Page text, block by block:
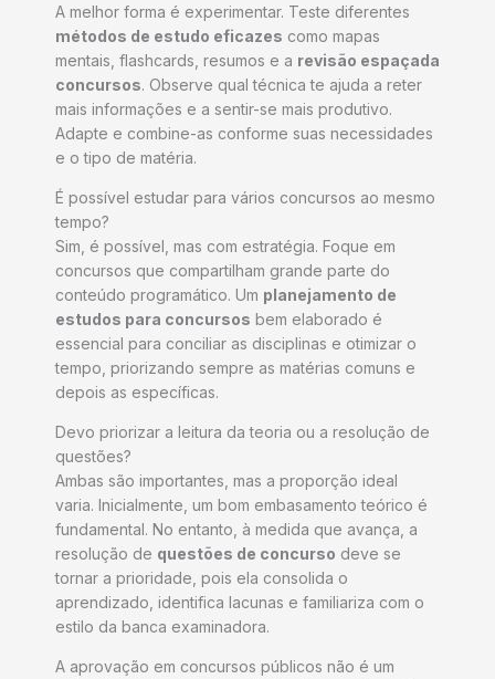
A melhor forma é experimentar. Teste diferentes
métodos de estudo eficazes como mapas
mentais, flashcards, resumos e a revisão espaçada
concursos. Observe qual técnica te ajuda a reter
mais informações e a sentir-se mais produtivo.
Adapte e combine-as conforme suas necessidades
e o tipo de matéria.
É possível estudar para vários concursos ao mesmo
tempo?
Sim, é possível, mas com estratégia. Foque em
concursos que compartilham grande parte do
conteúdo programático. Um planejamento de
estudos para concursos bem elaborado é
essencial para conciliar as disciplinas e otimizar o
tempo, priorizando sempre as matérias comuns e
depois as específicas.
Devo priorizar a leitura da teoria ou a resolução de
questões?
Ambas são importantes, mas a proporção ideal
varia. Inicialmente, um bom embasamento teórico é
fundamental. No entanto, à medida que avança, a
resolução de questões de concurso deve se
tornar a prioridade, pois ela consolida o
aprendizado, identifica lacunas e familiariza com o
estilo da banca examinadora.
A aprovação em concursos públicos não é um